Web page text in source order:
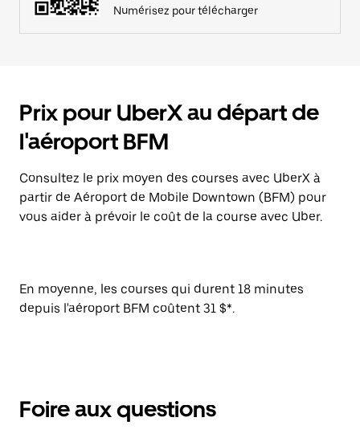
Numérisez pour télécharger
Prix pour UberX au départ de
l'aéroport BFM
Consultez le prix moyen des courses avec UberX à
partir de Aéroport de Mobile Downtown (BFM) pour
vous aider à prévoir le coût de la course avec Uber.
En moyenne, les courses qui durent 18 minutes
depuis l'aéroport BFM coûtent 31 $*.
Foire aux questions